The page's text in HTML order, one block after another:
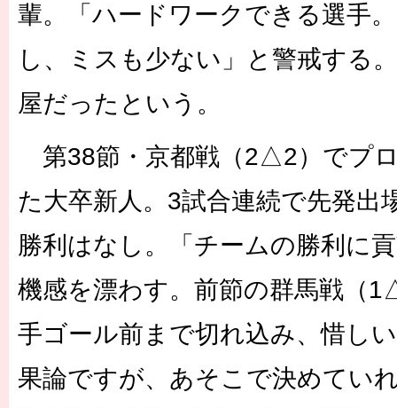
輩。「ハードワークできる選手
し、ミスも少ない」と警戒する
屋だったという。
第38節・京都戦（2△2）でプ
た大卒新人。3試合連続で先発出
勝利はなし。「チームの勝利に
機感を漂わす。前節の群馬戦（
手ゴール前まで切れ込み、惜し
果論ですが、あそこで決めてい